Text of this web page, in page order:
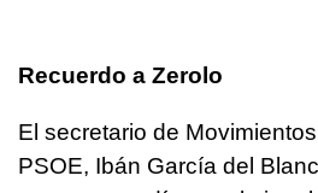
Recuerdo a Zerolo
El secretario de
PSOE, Ibán García del